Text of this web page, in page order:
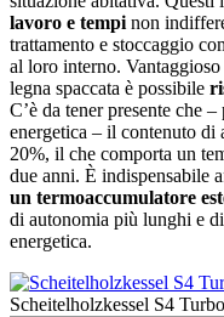
lavoro e tempi non
trattamento e stoccaggio
al loro interno.
legna spaccata è possibile
C’è da tener presente che
energetica – il contenuto di
20%, il che comporta un
due anni. È indispensabile
un termoaccumulatore
di autonomia più lunghi e
energetica.
Scheitelholzkessel S4 Turbo